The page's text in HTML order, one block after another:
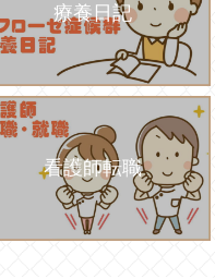
療養日記
看護師転職